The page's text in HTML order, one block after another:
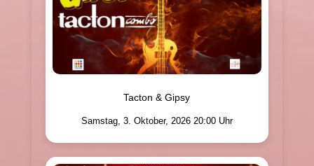
Tacton & Gipsy
Samstag, 3. Oktober, 2026 20:00 Uhr